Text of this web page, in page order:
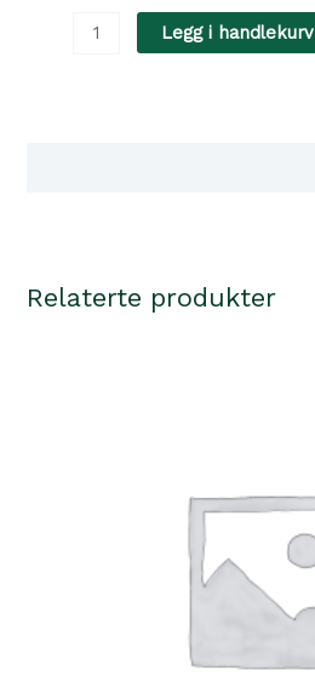
Carnilove
Legg i handlekurv
Relaterte produkter